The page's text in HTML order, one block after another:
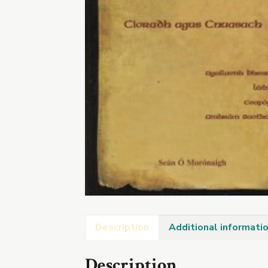
Description Additional